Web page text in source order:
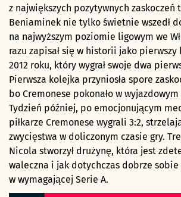
z największych pozytywnych zaskoczeń
Beniaminek nie tylko świetnie wszedł
na najwyższym poziomie ligowym we
razu zapisał się w historii jako
2012 roku, który wygrał swoje dwa
Pierwsza kolejka przyniosła spore
bo Cremonese pokonało w
Tydzień później, po emocjonującym
piłkarze Cremonese wygrali 3:2,
zwycięstwa w doliczonym czasie gry.
Nicola stworzył drużynę, która jest
waleczna i jak dotychczas dobrze sobie
w wymagającej Serie A.